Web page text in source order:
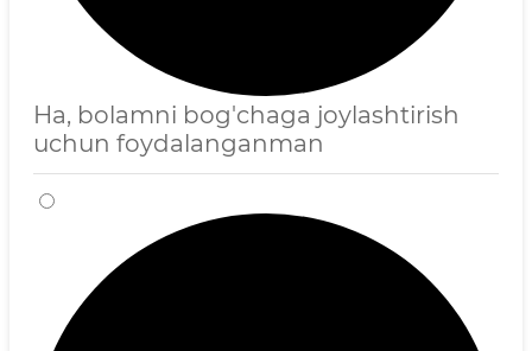
Ha, bolamni bog'chaga joylashtirish
uchun foydalanganman